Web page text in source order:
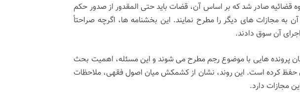
رؤسای قوه قضائیه صادر شد که بر اساس آن، قضات باید حتی المقدور از صدور حکم
به مجازات های دیگر را مطرح نمایند. این بخشنامه ها، اگرچه صراحتاً
آن سوق دادند.
پرونده هایی با موضوع رجم مطرح می شوند و این مسئله، اهمیت بحث
حفظ کرده است. این روند، نشان از کشمکش میان اصول فقهی، ملاحظات
مجازات دارد.